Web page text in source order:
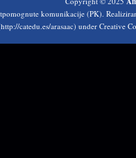
komunikacije (PK).
catedu.es/arasaac) under Creative